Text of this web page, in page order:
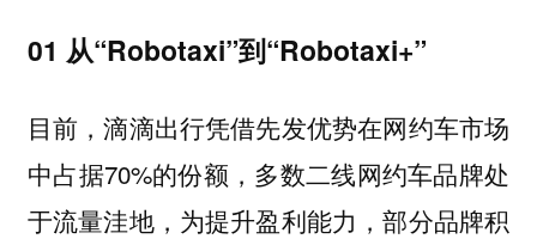
01 从“Robotaxi”到“Robotaxi+”
目前，滴滴出行凭借先发优势在网约车市场
中占据70%的份额，多数二线网约车品牌处
于流量洼地，为提升盈利能力，部分品牌积